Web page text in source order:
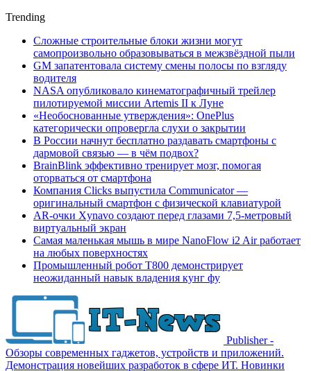
Trending
Сложные строительные блоки жизни могут
самопроизвольно образовываться в межзвёздной пыли
GM запатентовала систему смены полосы по взгляду
водителя
NASA опубликовало кинематографичный трейлер
пилотируемой миссии Artemis II к Луне
«Необоснованные утверждения»: OnePlus
категорически опровергла слухи о закрытии
В России начнут бесплатно раздавать смартфоны с
дармовой связью — в чём подвох?
BrainBlink эффективно тренирует мозг, помогая
оторваться от смартфона
Компания Clicks выпустила Communicator —
оригинальный смартфон с физической клавиатурой
AR-очки Xynavo создают перед глазами 7,5-метровый
виртуальный экран
Самая маленькая мышь в мире NanoFlow i2 Air работает
на любых поверхностях
Промышленный робот Т800 демонстрирует
неожиданный навык владения кунг фу
Publisher -
Обзоры современных гаджетов, устройств и приложений.
Демонстрация новейших разработок в сфере ИТ. Новинки